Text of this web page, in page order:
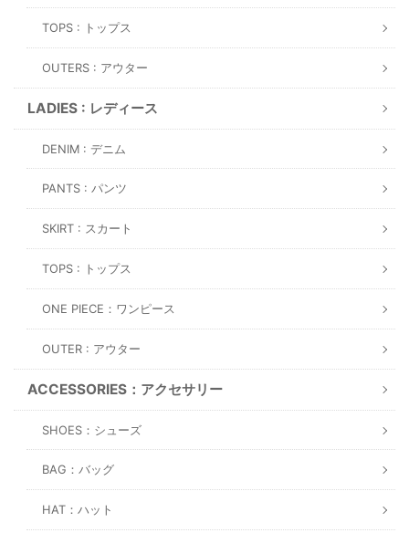
TOPS : トップス
OUTERS : アウター
LADIES : レディース
DENIM : デニム
PANTS : パンツ
SKIRT : スカート
TOPS : トップス
ONE PIECE：ワンピース
OUTER : アウター
ACCESSORIES：アクセサリー
SHOES：シューズ
BAG：バッグ
HAT：ハット